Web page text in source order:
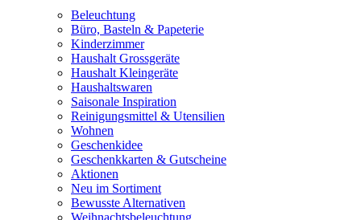
Beleuchtung
Büro, Basteln & Papeterie
Kinderzimmer
Haushalt Grossgeräte
Haushalt Kleingeräte
Haushaltswaren
Saisonale Inspiration
Reinigungsmittel & Utensilien
Wohnen
Geschenkidee
Geschenkkarten & Gutscheine
Aktionen
Neu im Sortiment
Bewusste Alternativen
Weihnachtsbeleuchtung